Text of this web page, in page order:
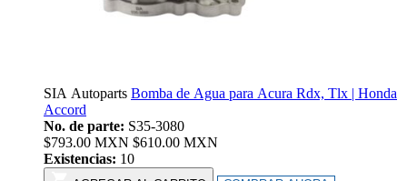
SIA Autoparts Bomba de Agua para Acura Rdx, Tlx | Honda
Accord
No. de parte: S35-3080
$793.00 MXN $610.00 MXN
Existencias: 10